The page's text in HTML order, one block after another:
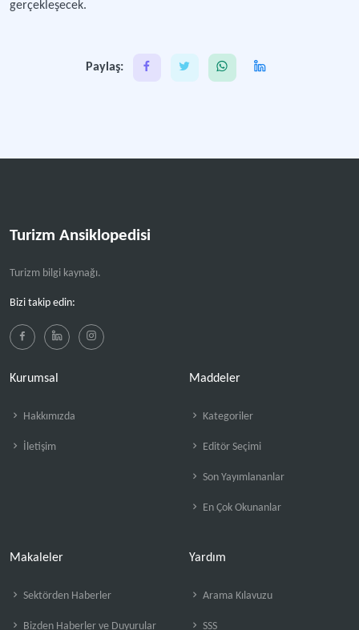
gerçekleşecek.
Paylaş:
Turizm Ansiklopedisi
Turizm bilgi kaynağı.
Bizi takip edin:
Kurumsal
Hakkımızda
İletişim
Maddeler
Kategoriler
Editör Seçimi
Son Yayımlananlar
En Çok Okunanlar
Makaleler
Sektörden Haberler
Bizden Haberler ve Duyurular
Yardım
Arama Kılavuzu
SSS